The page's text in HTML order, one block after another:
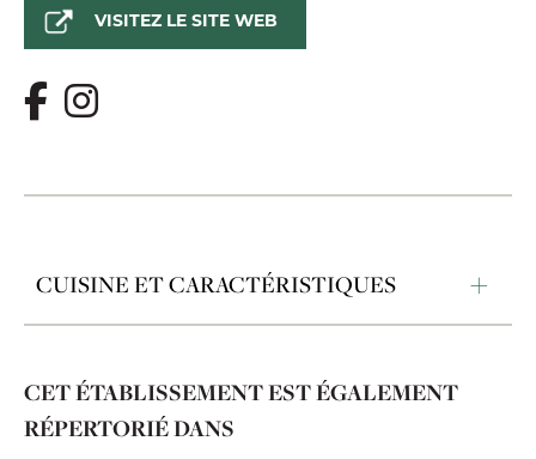
VISITEZ LE SITE WEB
CUISINE ET CARACTÉRISTIQUES
CET ÉTABLISSEMENT EST ÉGALEMENT
RÉPERTORIÉ DANS